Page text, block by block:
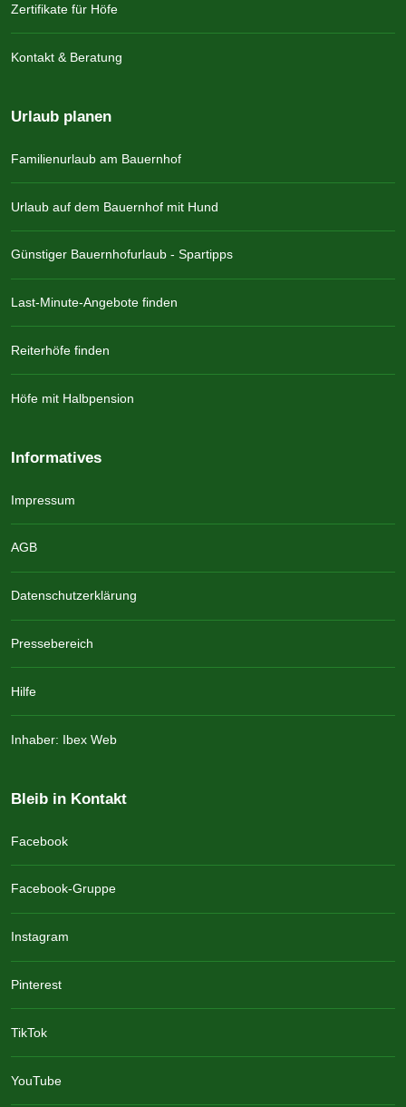
Zertifikate für Höfe
Kontakt & Beratung
Urlaub planen
Familienurlaub am Bauernhof
Urlaub auf dem Bauernhof mit Hund
Günstiger Bauernhofurlaub - Spartipps
Last-Minute-Angebote finden
Reiterhöfe finden
Höfe mit Halbpension
Informatives
Impressum
AGB
Datenschutzerklärung
Pressebereich
Hilfe
Inhaber: Ibex Web
Bleib in Kontakt
Facebook
Facebook-Gruppe
Instagram
Pinterest
TikTok
YouTube